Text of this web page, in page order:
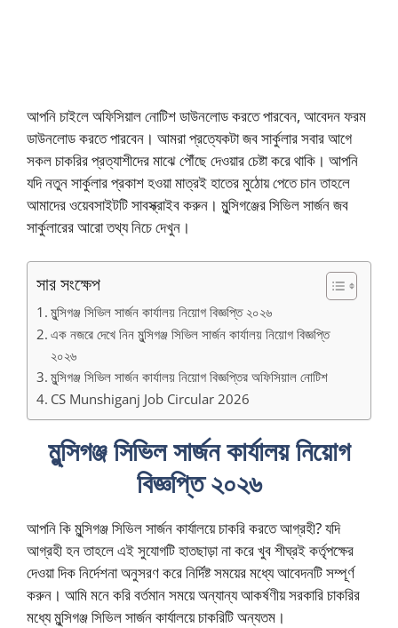
আপনি চাইলে অফিসিয়াল নোটিশ ডাউনলোড করতে পারবেন, আবেদন ফরম
ডাউনলোড করতে পারবেন। আমরা প্রত্যেকটা জব সার্কুলার সবার আগে
সকল চাকরির প্রত্যাশীদের মাঝে পৌঁছে দেওয়ার চেষ্টা করে থাকি। আপনি
যদি নতুন সার্কুলার প্রকাশ হওয়া মাত্রই হাতের মুঠোয় পেতে চান তাহলে
আমাদের ওয়েবসাইটটি সাবস্ক্রাইব করুন। মুন্সিগঞ্জের সিভিল সার্জন জব
সার্কুলারের আরো তথ্য নিচে দেখুন।
সার সংক্ষেপ
মুন্সিগঞ্জ সিভিল সার্জন কার্যালয় নিয়োগ বিজ্ঞপ্তি ২০২৬
এক নজরে দেখে নিন মুন্সিগঞ্জ সিভিল সার্জন কার্যালয় নিয়োগ বিজ্ঞপ্তি
২০২৬
মুন্সিগঞ্জ সিভিল সার্জন কার্যালয় নিয়োগ বিজ্ঞপ্তির অফিসিয়াল নোটিশ
CS Munshiganj Job Circular 2026
মুন্সিগঞ্জ সিভিল সার্জন কার্যালয় নিয়োগ
বিজ্ঞপ্তি ২০২৬
আপনি কি মুন্সিগঞ্জ সিভিল সার্জন কার্যালয়ে চাকরি করতে আগ্রহী? যদি
আগ্রহী হন তাহলে এই সুযোগটি হাতছাড়া না করে খুব শীঘ্রই কর্তৃপক্ষের
দেওয়া দিক নির্দেশনা অনুসরণ করে নির্দিষ্ট সময়ের মধ্যে আবেদনটি সম্পূর্ণ
করুন। আমি মনে করি বর্তমান সময়ে অন্যান্য আকর্ষণীয় সরকারি চাকরির
মধ্যে মুন্সিগঞ্জ সিভিল সার্জন কার্যালয়ে চাকরিটি অন্যতম।